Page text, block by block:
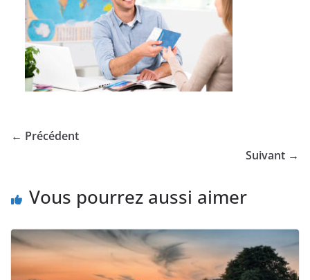
← Précédent
Suivant →
Vous pourrez aussi aimer